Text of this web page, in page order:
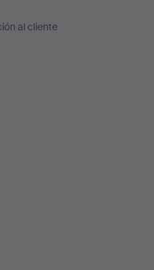
al cliente